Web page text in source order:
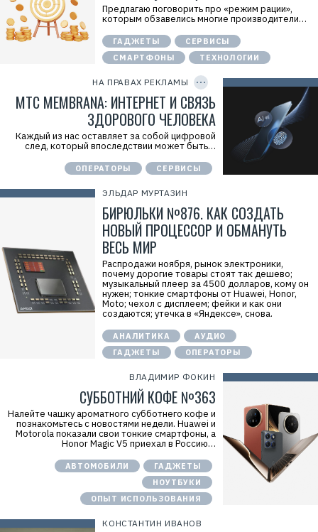
Предлагаю поговорить про «режим рации»,
которым обзавелись многие производители…
ГАДЖЕТЫ
СЕРВИСЫ
СМАРТФОНЫ
ТЕХНОЛОГИИ
НА ПРАВАХ РЕКЛАМЫ
r
k
е
к
л
а
о
д
а
т
е
л
ь
П
А
М
Т
С
»
Н
:
7
7
4
0
0
0
0
6
C
Y
I
D
МТС MEMBRANA: ИНТЕРНЕТ И СВЯЗЬ
ЗДОРОВОГО ЧЕЛОВЕКА
Каждый из нас оставляет за собой цифровой
след, который впоследствии может быть…
ОПЕРАТОРЫ СЕРВИСЫ
ЭЛЬДАР МУРТАЗИН
БИРЮЛЬКИ №876. КАК СОЗДАТЬ
НОВЫЙ ПРОЦЕССОР И ОБМАНУТЬ
ВЕСЬ МИР
Распродажи ноября, рынок электроники,
почему дорогие товары стоят так дешево;
музыкальный плеер за 4500 долларов, кому он
нужен; тонкие смартфоны от Huawei, Honor,
Moto; чехол с дисплеем; фейки и как они
создаются; утечка в «Яндексе», снова.
АНАЛИТИКА
АУДИО
ГАДЖЕТЫ
ОПЕРАТОРЫ
ВЛАДИМИР ФОКИН
СУББОТНИЙ КОФЕ №363
Налейте чашку ароматного субботнего кофе и
познакомьтесь с новостями недели. Huawei и
Motorola показали свои тонкие смартфоны, а
Honor Magic V5 приехал в Россию…
АВТОМОБИЛИ
ГАДЖЕТЫ
НОУТБУКИ
ОПЫТ ИСПОЛЬЗОВАНИЯ
КОНСТАНТИН ИВАНОВ